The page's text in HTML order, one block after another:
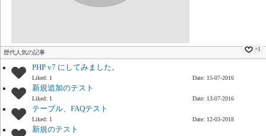
+1
歴代人気の記事
PHP v7 にしてみました。
Liked: 1 Date: 15-07-2016
新規追加のテスト
Liked: 1 Date: 13-07-2016
テーブル、FAQテスト
Liked: 1 Date: 12-03-2018
新規のテスト